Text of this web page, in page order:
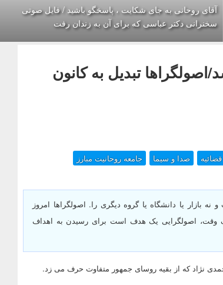
آقای روحانی به جای شکایت ، پاسخگو باشید / فایل صوتی
سخنرانی دکتر عباسی که برای آن به زندان رفت
تبدیل به کانون
صدا و سیما
جامعه روحانیت مبارز
بازار یا دانشگاه یا گروه دیگری را. اصولگراها امروز
هستند و با اصولگراهای سال 57 فرق دارند. یک وقت، اصولگرایی یک هدف است برای رسیدن به اهداف
نژاد که از بقیه روسای جمهور متفاوت حرف می زد.